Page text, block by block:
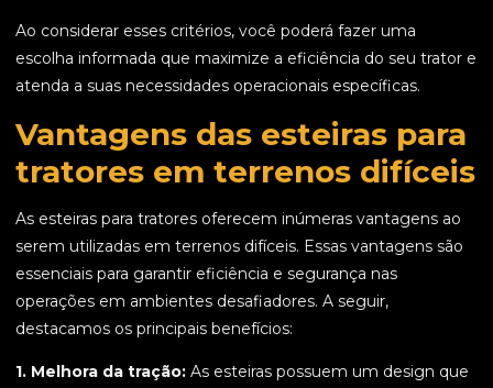
Ao considerar esses critérios, você poderá fazer uma
escolha informada que maximize a eficiência do seu trator e
atenda a suas necessidades operacionais específicas.
Vantagens das esteiras para
tratores em terrenos difíceis
As esteiras para tratores oferecem inúmeras vantagens ao
serem utilizadas em terrenos difíceis. Essas vantagens são
essenciais para garantir eficiência e segurança nas
operações em ambientes desafiadores. A seguir,
destacamos os principais benefícios:
1. Melhora da tração: As esteiras possuem um design que